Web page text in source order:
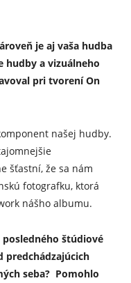
je aj vaša hudba
hudby a vizuálneho
pri tvorení On
našej hudby.
šťastní, že sa nám
fotografku, ktorá
nášho albumu.
štúdiové
predchádzajúcich
seba? Pomohlo